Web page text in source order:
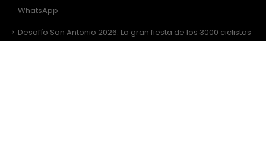
WhatsApp
Desafío San Antonio 2026: La gran fiesta de los 3000 ciclistas